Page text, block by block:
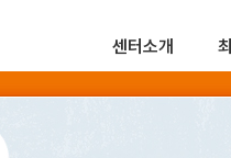
센터소개